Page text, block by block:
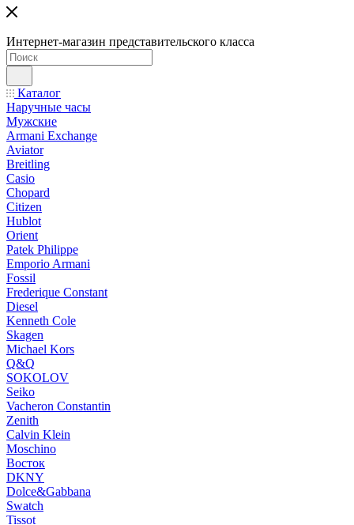
Интернет-магазин представительского класса
Каталог
Наручные часы
Мужские
Armani Exchange
Aviator
Breitling
Casio
Chopard
Citizen
Hublot
Orient
Patek Philippe
Emporio Armani
Fossil
Frederique Constant
Diesel
Kenneth Cole
Skagen
Michael Kors
Q&Q
SOKOLOV
Seiko
Vacheron Constantin
Zenith
Calvin Klein
Moschino
Восток
DKNY
Dolce&Gabbana
Swatch
Tissot